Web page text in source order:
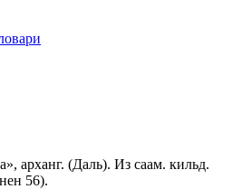
арханг. (Даль). Из саам. кильд.
56).